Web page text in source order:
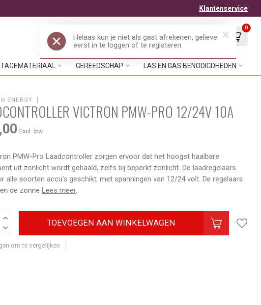
Klantenservice
EUR Mijn account Verlanglijst
0
GEREEDSCHAP LAS EN GAS BENODIGDHEDEN
ENERGY
VICTRON PMW-PRO 12/24V 10A
Excl. btw
PMW-Pro Laadcontroller zorgen ervoor dat het hoogst haalbare
uit zonlicht wordt gehaald, zelfs bij beperkt zonlicht. De laadregelaars
alle soorten accu's geschikt, met spanningen van 12/24 volt. De regelaars
de zonneLees meer.
TOEVOEGEN AAN WINKELWAGEN
om te vergelijken